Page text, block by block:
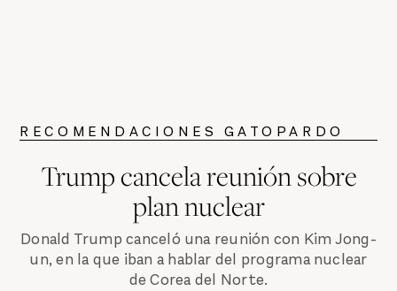
RECOMENDACIONES GATOPARDO
Trump cancela reunión sobre
plan nuclear
Donald Trump canceló una reunión con Kim Jong-
un, en la que iban a hablar del programa nuclear
de Corea del Norte.